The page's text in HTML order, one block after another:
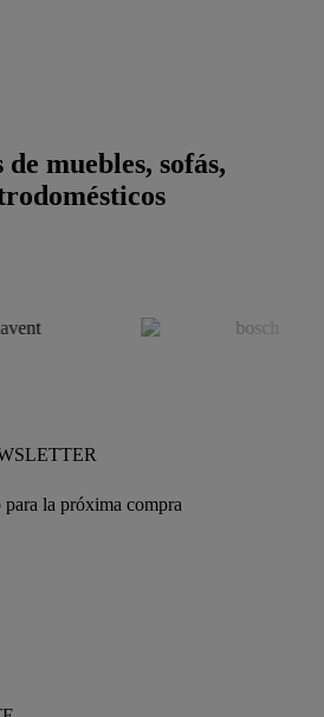
muebles, sofás,
para la próxima compra